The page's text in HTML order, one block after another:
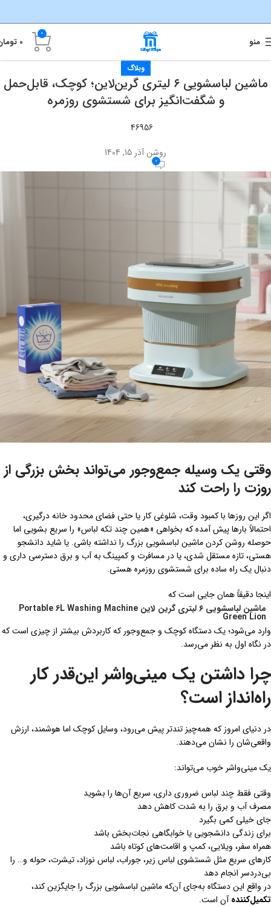
منو
0
0
وبلاگ
ماشین لباسشویی ۶ لیتری گرین‌لاین؛ کوچک، قابل‌حمل
و شگفت‌انگیز برای شستشوی روزمره
46956
روشن آذر 15, 1404
0
وقتی یک وسیله جمع‌وجور می‌تواند بخش بزرگی از
روزت را راحت کند
اگر این روزها با کمبود وقت، شلوغی کار یا حتی فضای محدود خانه درگیری،
احتمالاً بارها پیش آمده که بخواهی «همین چند تکه لباس» را سریع بشویی اما
حوصله روشن کردن ماشین لباسشویی بزرگ را نداشته باشی. یا شاید دانشجو
هستی، تازه مستقل شدی، یا در مسافرت و کمپینگ به آب و برق دسترسی داری و
دنبال یک راه ساده برای شستشوی روزمره هستی.
اینجا دقیقاً همان جایی است که
ماشین لباسشویی ۶ لیتری گرین لاین Portable 6L Washing Machine
Green Lion
وارد می‌شود؛ یک دستگاه کوچک و جمع‌وجور که کاربردش بیشتر از چیزی است که
در نگاه اول به نظر می‌رسد.
چرا داشتن یک مینی‌واشر این‌قدر کار
راه‌انداز است؟
در دنیای امروز که همه‌چیز تندتر پیش می‌رود، وسایل کوچک اما هوشمند، ارزش
واقعی‌شان را نشان می‌دهند.
یک مینی‌واشر خوب می‌تواند:
وقتی فقط چند لباس ضروری داری، سریع آن‌ها را بشوید
مصرف آب و برق را به شدت کاهش دهد
جای خیلی کمی بگیرد
برای زندگی دانشجویی یا خوابگاهی نجات‌بخش باشد
همراه سفر، ویلایی، کمپ و اقامت‌های کوتاه باشد
کارهای سریع مثل شستشوی لباس زیر، جوراب، لباس نوزاد، تیشرت، حوله و… را
بی‌دردسر انجام دهد
در واقع این دستگاه به‌جای آن‌که ماشین لباسشویی بزرگ را جایگزین کند،
تکمیل‌کنندهآن است.